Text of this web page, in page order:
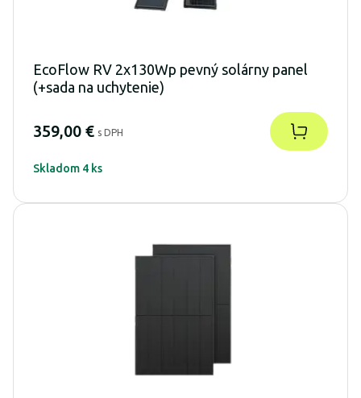
EcoFlow RV 2x130Wp pevný solárny panel
(+sada na uchytenie)
359,00 € s DPH
Skladom 4 ks